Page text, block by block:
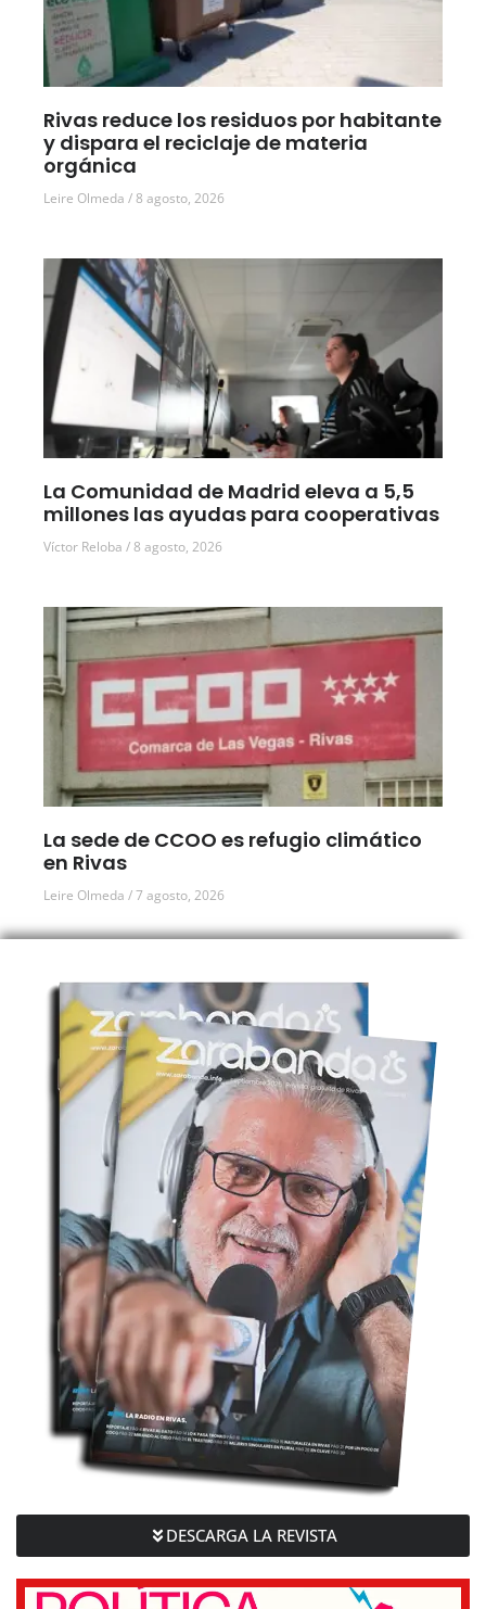
Rivas reduce los residuos por habitante
y dispara el reciclaje de materia
orgánica
Leire Olmeda 8 agosto, 2026
La Comunidad de Madrid eleva a 5,5
millones las ayudas para cooperativas
Víctor Reloba 8 agosto, 2026
La sede de CCOO es refugio climático
en Rivas
Leire Olmeda 7 agosto, 2026
DESCARGA LA REVISTA